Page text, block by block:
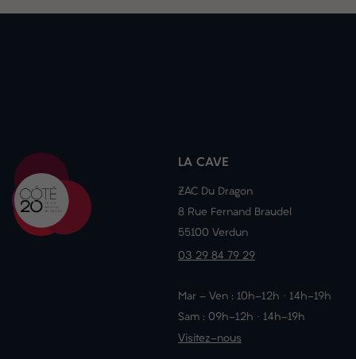
LA CAVE
ZAC Du Dragon
8 Rue Fernand Braudel
55100 Verdun
03 29 84 79 29
Mar - Ven : 10h-12h · 14h-19h
Sam : 09h-12h · 14h-19h
Visitez-nous